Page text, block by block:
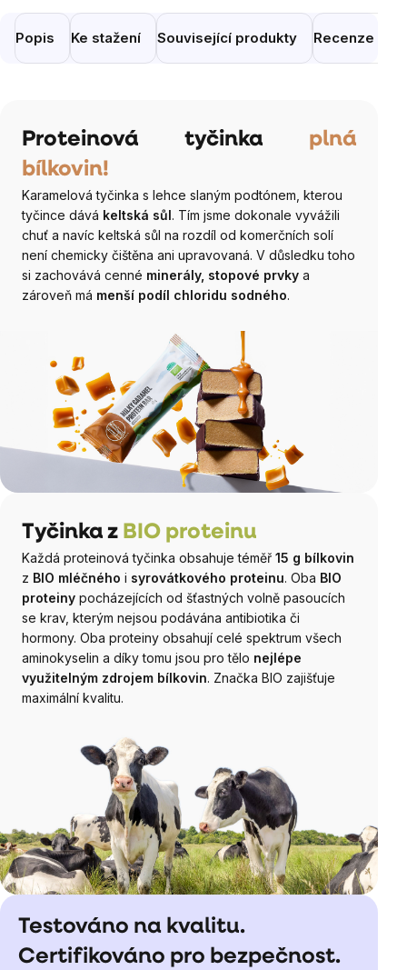
Popis Ke stažení Související produkty Recenze
Proteinová tyčinka plná
bílkovin!
Karamelová tyčinka s lehce slaným podtónem, kterou
tyčince dává keltská sůl. Tím jsme dokonale vyvážili
chuť a navíc keltská sůl na rozdíl od komerčních solí
není chemicky čištěna ani upravovaná. V důsledku toho
si zachovává cenné minerály, stopové prvky a
zároveň má menší podíl chloridu sodného.
Tyčinka z BIO proteinu
Každá proteinová tyčinka obsahuje téměř 15 g bílkovin
z BIO mléčného i syrovátkového proteinu. Oba BIO
proteiny pocházejících od šťastných volně pasoucích
se krav, kterým nejsou podávána antibiotika či
hormony. Oba proteiny obsahují celé spektrum všech
aminokyselin a díky tomu jsou pro tělo nejlépe
využitelným zdrojem bílkovin. Značka BIO zajišťuje
maximální kvalitu.
Testováno na kvalitu.
Certifikováno pro bezpečnost.